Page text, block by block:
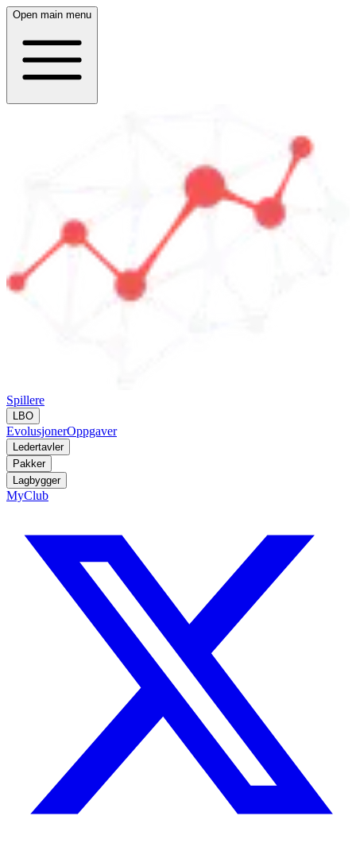
Open main menu
Spillere
LBO
EvolusjonerOppgaver
Ledertavler
Pakker
Lagbygger
MyClub